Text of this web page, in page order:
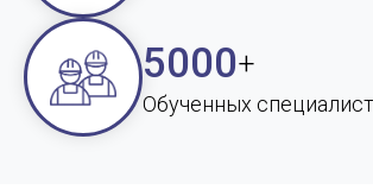
5000+
Обученных